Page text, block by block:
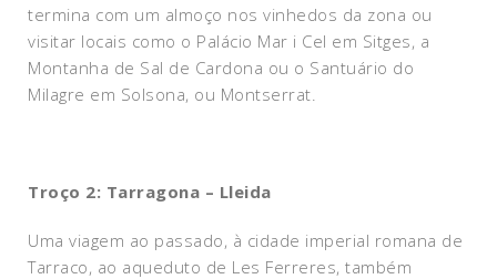
termina com um almoço nos vinhedos da zona ou
visitar locais como o Palácio Mar i Cel em Sitges, a
Montanha de Sal de Cardona ou o Santuário do
Milagre em Solsona, ou Montserrat.
Troço 2: Tarragona – Lleida
Uma viagem ao passado, à cidade imperial romana de
Tarraco, ao aqueduto de Les Ferreres, também